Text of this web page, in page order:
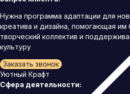
Нужна программа адаптации для
креатива и дизайна, помогающая им
творческий коллектив и
культуру
Заказать звонок
Уютный Крафт
Сфера деятельности: